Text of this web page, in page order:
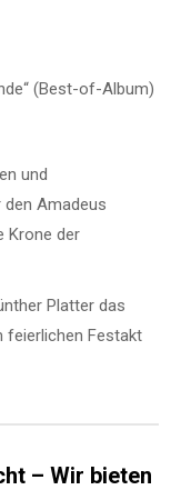
(Best-of-Album)
und
Amadeus
Krone der
Platter das
feierlichen Festakt
– Wir bieten